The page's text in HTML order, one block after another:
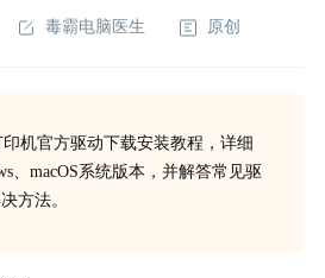
毒霸电脑医生 原创
印机官方驱动下载安装教程，详细
、macOS系统版本，并解答常见驱
方法。